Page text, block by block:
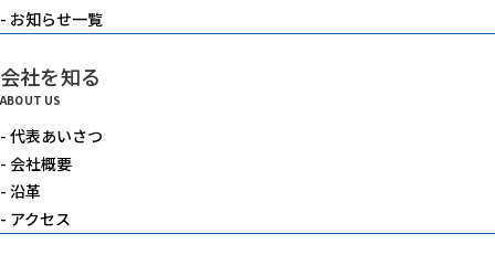
電動機器
送風機・集塵機・掃除機
水中ポンプ
- お知らせ一覧
会社を知る
ABOUT US
- 代表あいさつ
- 会社概要
- 沿革
- アクセス